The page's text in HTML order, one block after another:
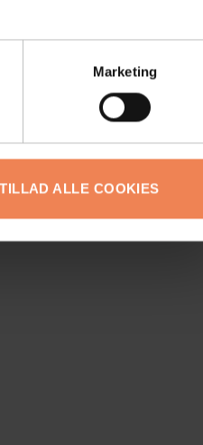
Marketing
TILLAD ALLE COOKIES